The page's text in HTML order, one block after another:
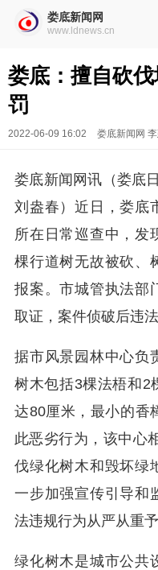
娄底新闻网
www.ldnews.cn
娄底：擅自砍
罚
2022-06-09 16:02 娄底新闻网
娄底新闻网讯（娄底
刘盎春）近日，娄底
所在日常巡查中，发
棵行道树无故被砍、
报案。市城管执法部
取证，案件侦破后违
据市风景园林中心负
树木包括3棵法梧和2
达80厘米，最小的香
此恶劣行为，该中心
伐绿化树木和毁坏绿
一步加强宣传引导和
法违规行为从严从重
绿化树木是城市公共